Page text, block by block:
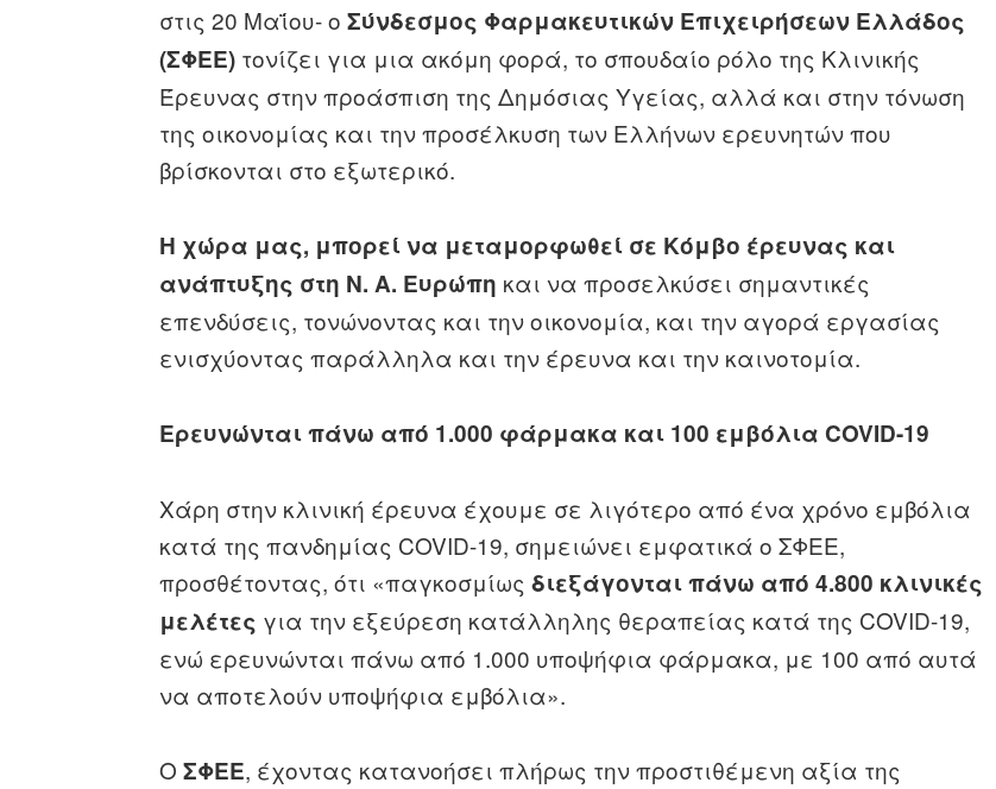
στις 20 Μαΐου- οΣύνδεσμος Φαρμακευτικών Επιχειρήσεων Ελλάδος
(ΣΦΕΕ) τονίζει για μια ακόμη φορά, το σπουδαίο ρόλο της Κλινικής
Έρευνας στην προάσπιση της Δημόσιας Υγείας, αλλά και στην τόνωση
της οικονομίας και την προσέλκυση των Ελλήνων ερευνητών που
βρίσκονται στο εξωτερικό.
Η χώρα μας, μπορεί να μεταμορφωθεί σε Κόμβο έρευνας και
ανάπτυξης στη Ν. Α. Ευρώπη και να προσελκύσει σημαντικές
επενδύσεις, τονώνοντας και την οικονομία, και την αγορά εργασίας
ενισχύοντας παράλληλα και την έρευνα και την καινοτομία.
Ερευνώνται πάνω από 1.000 φάρμακα και 100 εμβόλια COVID-19
Χάρη στην κλινική έρευνα έχουμε σε λιγότερο από ένα χρόνο εμβόλια
κατά της πανδημίας COVID-19, σημειώνει εμφατικά ο ΣΦΕΕ,
προσθέτοντας, ότι «παγκοσμίωςδιεξάγονται πάνω από 4.800 κλινικές
μελέτες για την εξεύρεση κατάλληλης θεραπείας κατά της COVID-19,
ενώ ερευνώνται πάνω από 1.000 υποψήφια φάρμακα, με 100 από αυτά
να αποτελούν υποψήφια εμβόλια».
ΟΣΦΕΕ, έχοντας κατανοήσει πλήρως την προστιθέμενη αξία της